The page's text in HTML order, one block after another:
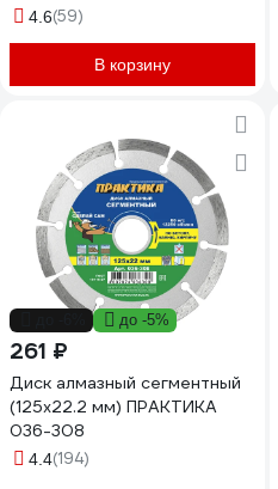
4.6(59)
В корзину
до -5%
261 ₽
Диск алмазный сегментный
(125х22.2 мм) ПРАКТИКА
036-308
4.4(194)